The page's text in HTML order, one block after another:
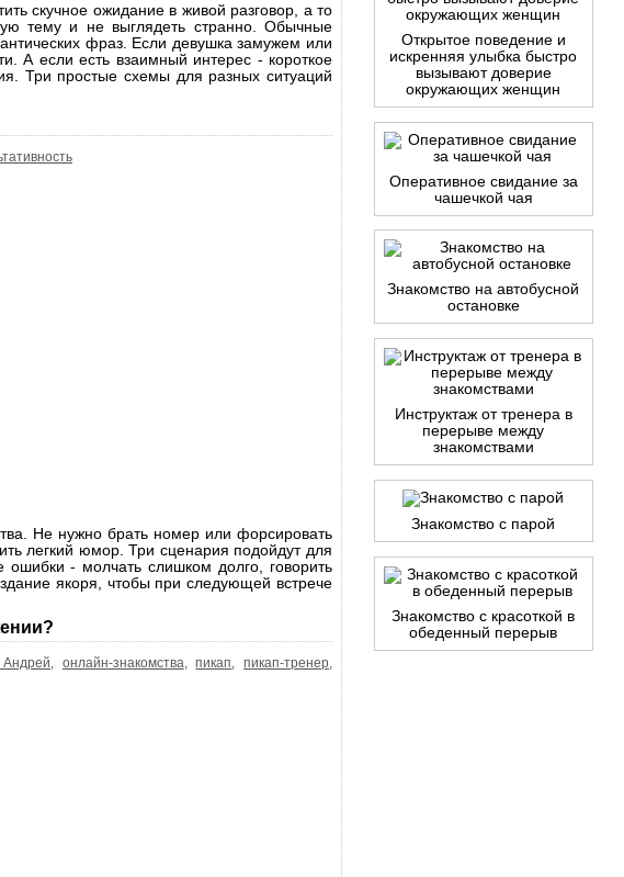
скучное ожидание в живой разговор, а то
тему и не выглядеть странно. Обычные
фраз. Если девушка замужем или
А если есть взаимный интерес - короткое
Три простые схемы для разных ситуаций
Не нужно брать номер или форсировать
легкий юмор. Три сценария подойдут для
ошибки - молчать слишком долго, говорить
якоря, чтобы при следующей встрече
, онлайн-знакомства,пикап,пикап-тренер,
Открытое поведение и
искренняя улыбка быстро
вызывают доверие
окружающих женщин
Оперативное свидание за
чашечкой чая
Знакомство на автобусной
остановке
Инструктаж от тренера в
перерыве между
знакомствами
Знакомство с парой
Знакомство с красоткой в
обеденный перерыв